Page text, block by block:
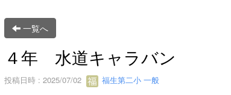
一覧へ
４年 水道キャラバン
投稿日時 : 2025/07/02 福生第二小 一般